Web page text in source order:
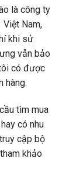
là công ty
Việt Nam,
khi sử
vẫn bảo
có được
hàng.
tìm mua
có nhu
cập bộ
khảo